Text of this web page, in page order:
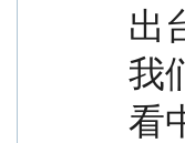
出
我
看